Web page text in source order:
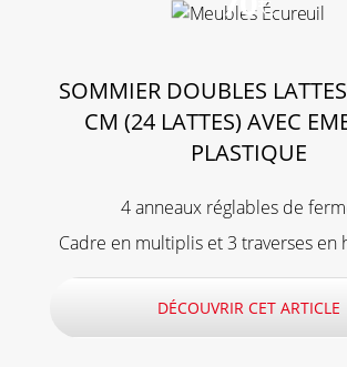
SOMMIER DOUBLES
CM (24 LATTES) AVEC
PLASTIQUE
4 anneaux réglables de
Cadre en multiplis et 3 traverses en
DÉCOUVRIR CET ARTICLE